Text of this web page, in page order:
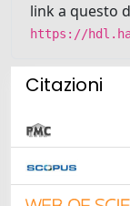
link a questo
https://
Citazioni